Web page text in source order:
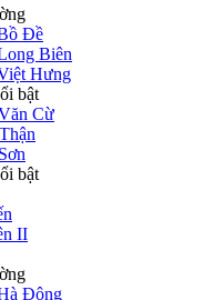
Đề
Biên
Hưng
bật
Cừ
bật
II
Đông